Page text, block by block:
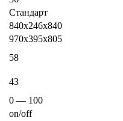
Стандарт
840х246х840
970x395х805
58
43
0 — 100
on/off